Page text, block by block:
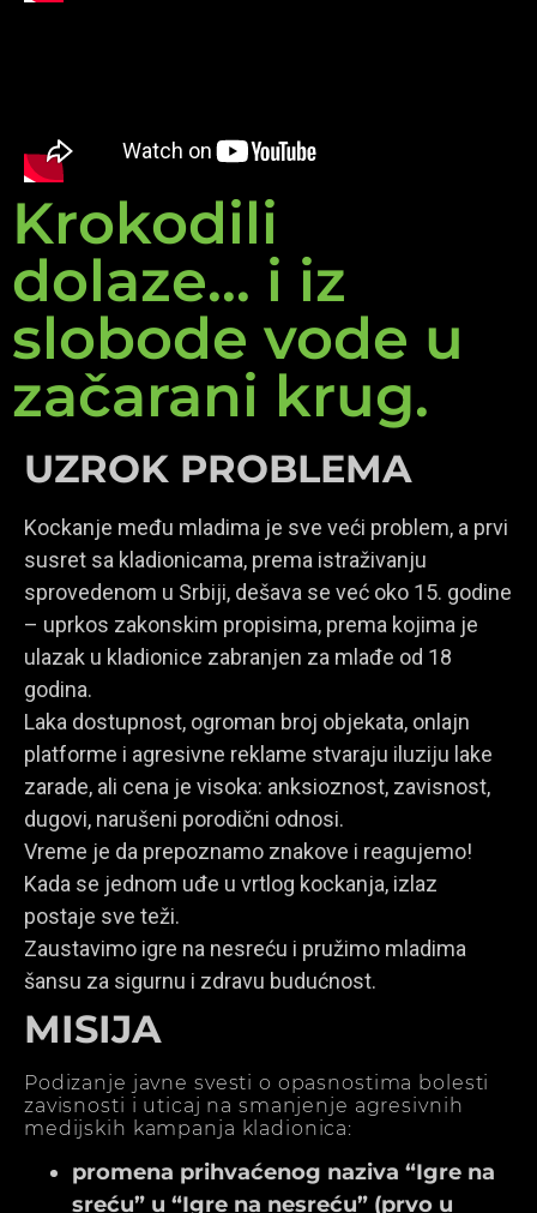
Krokodili
dolaze... i iz
slobode vode u
začarani krug.
UZROK PROBLEMA
Kockanje među mladima je sve veći problem, a prvi
susret sa kladionicama, prema istraživanju
sprovedenom u Srbiji, dešava se već oko 15. godine
– uprkos zakonskim propisima, prema kojima je
ulazak u kladionice zabranjen za mlađe od 18
godina.
Laka dostupnost, ogroman broj objekata, onlajn
platforme i agresivne reklame stvaraju iluziju lake
zarade, ali cena je visoka: anksioznost, zavisnost,
dugovi, narušeni porodični odnosi.
Vreme je da prepoznamo znakove i reagujemo!
Kada se jednom uđe u vrtlog kockanja, izlaz
postaje sve teži.
Zaustavimo igre na nesreću i pružimo mladima
šansu za sigurnu i zdravu budućnost.
MISIJA
Podizanje javne svesti o opasnostima bolesti
zavisnosti i uticaj na smanjenje agresivnih
medijskih kampanja kladionica:
promena prihvaćenog naziva “Igre na
sreću” u “Igre na nesreću” (prvo u